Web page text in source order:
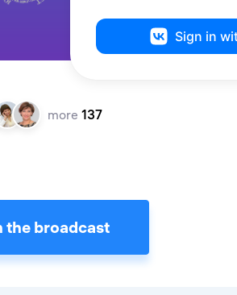
more 137
the broadcast
Sign in